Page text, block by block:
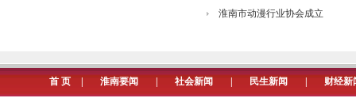
淮南市动漫行业协会成立
首 页 淮南要闻 社会新闻 民生新闻 财经新